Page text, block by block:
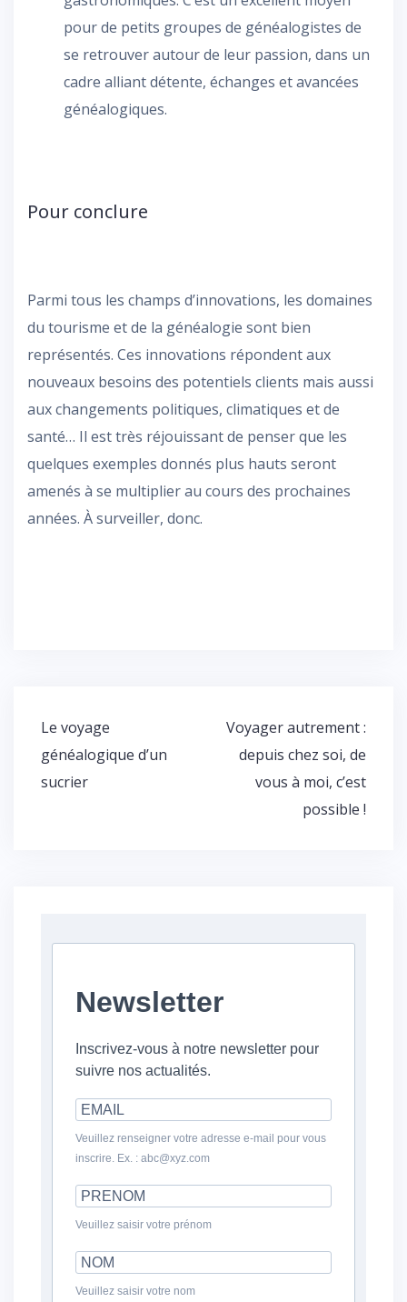
pour de petits groupes de généalogistes de
se retrouver autour de leur passion, dans un
cadre alliant détente, échanges et avancées
généalogiques.
Pour conclure
Parmi tous les champs d’innovations, les domaines
du tourisme et de la généalogie sont bien
représentés. Ces innovations répondent aux
nouveaux besoins des potentiels clients mais aussi
aux changements politiques, climatiques et de
santé… Il est très réjouissant de penser que les
quelques exemples donnés plus hauts seront
amenés à se multiplier au cours des prochaines
années. À surveiller, donc.
Navigation
de
l’article
Le voyage
généalogique d’un
sucrier
Voyager autrement :
depuis chez soi, de
vous à moi, c’est
possible !
Newsletter
Inscrivez-vous à notre newsletter pour
suivre nos actualités.
Veuillez renseigner votre adresse e-mail pour vous
inscrire. Ex. : abc@xyz.com
Veuillez saisir votre prénom
Veuillez saisir votre nom